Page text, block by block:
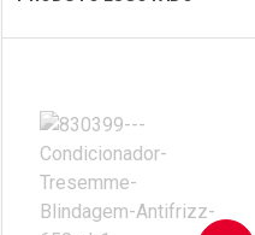
Laboratório
Por Menos